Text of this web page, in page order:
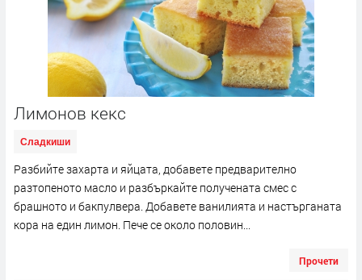
Лимонов кекс
Сладкиши
Разбийте захарта и яйцата, добавете предварително
разтопеното масло и разбъркайте получената смес с
брашното и бакпулвера. Добавете ванилията и настърганата
кора на един лимон. Пече се около половин...
Прочети